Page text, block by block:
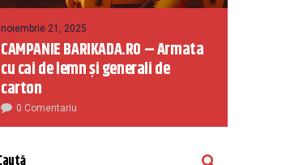
noiembrie 21, 2025
CAMPANIE BARIKADA.RO – Armata
cu cai de lemn și generali de
carton
0 Comentariu